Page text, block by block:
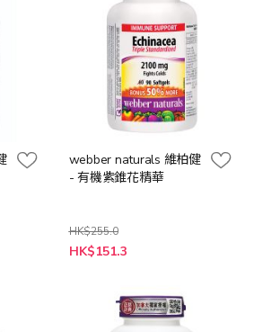
webber naturals 維柏健
- 有機紫錐花精華
HK$255.0
特
殊
HK$151.3